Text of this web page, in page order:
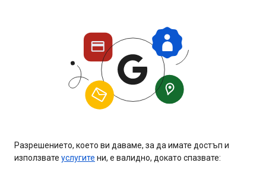
Разрешението, което ви даваме, за да имате достъп и
използвате услугите ни, е валидно, докато спазвате: